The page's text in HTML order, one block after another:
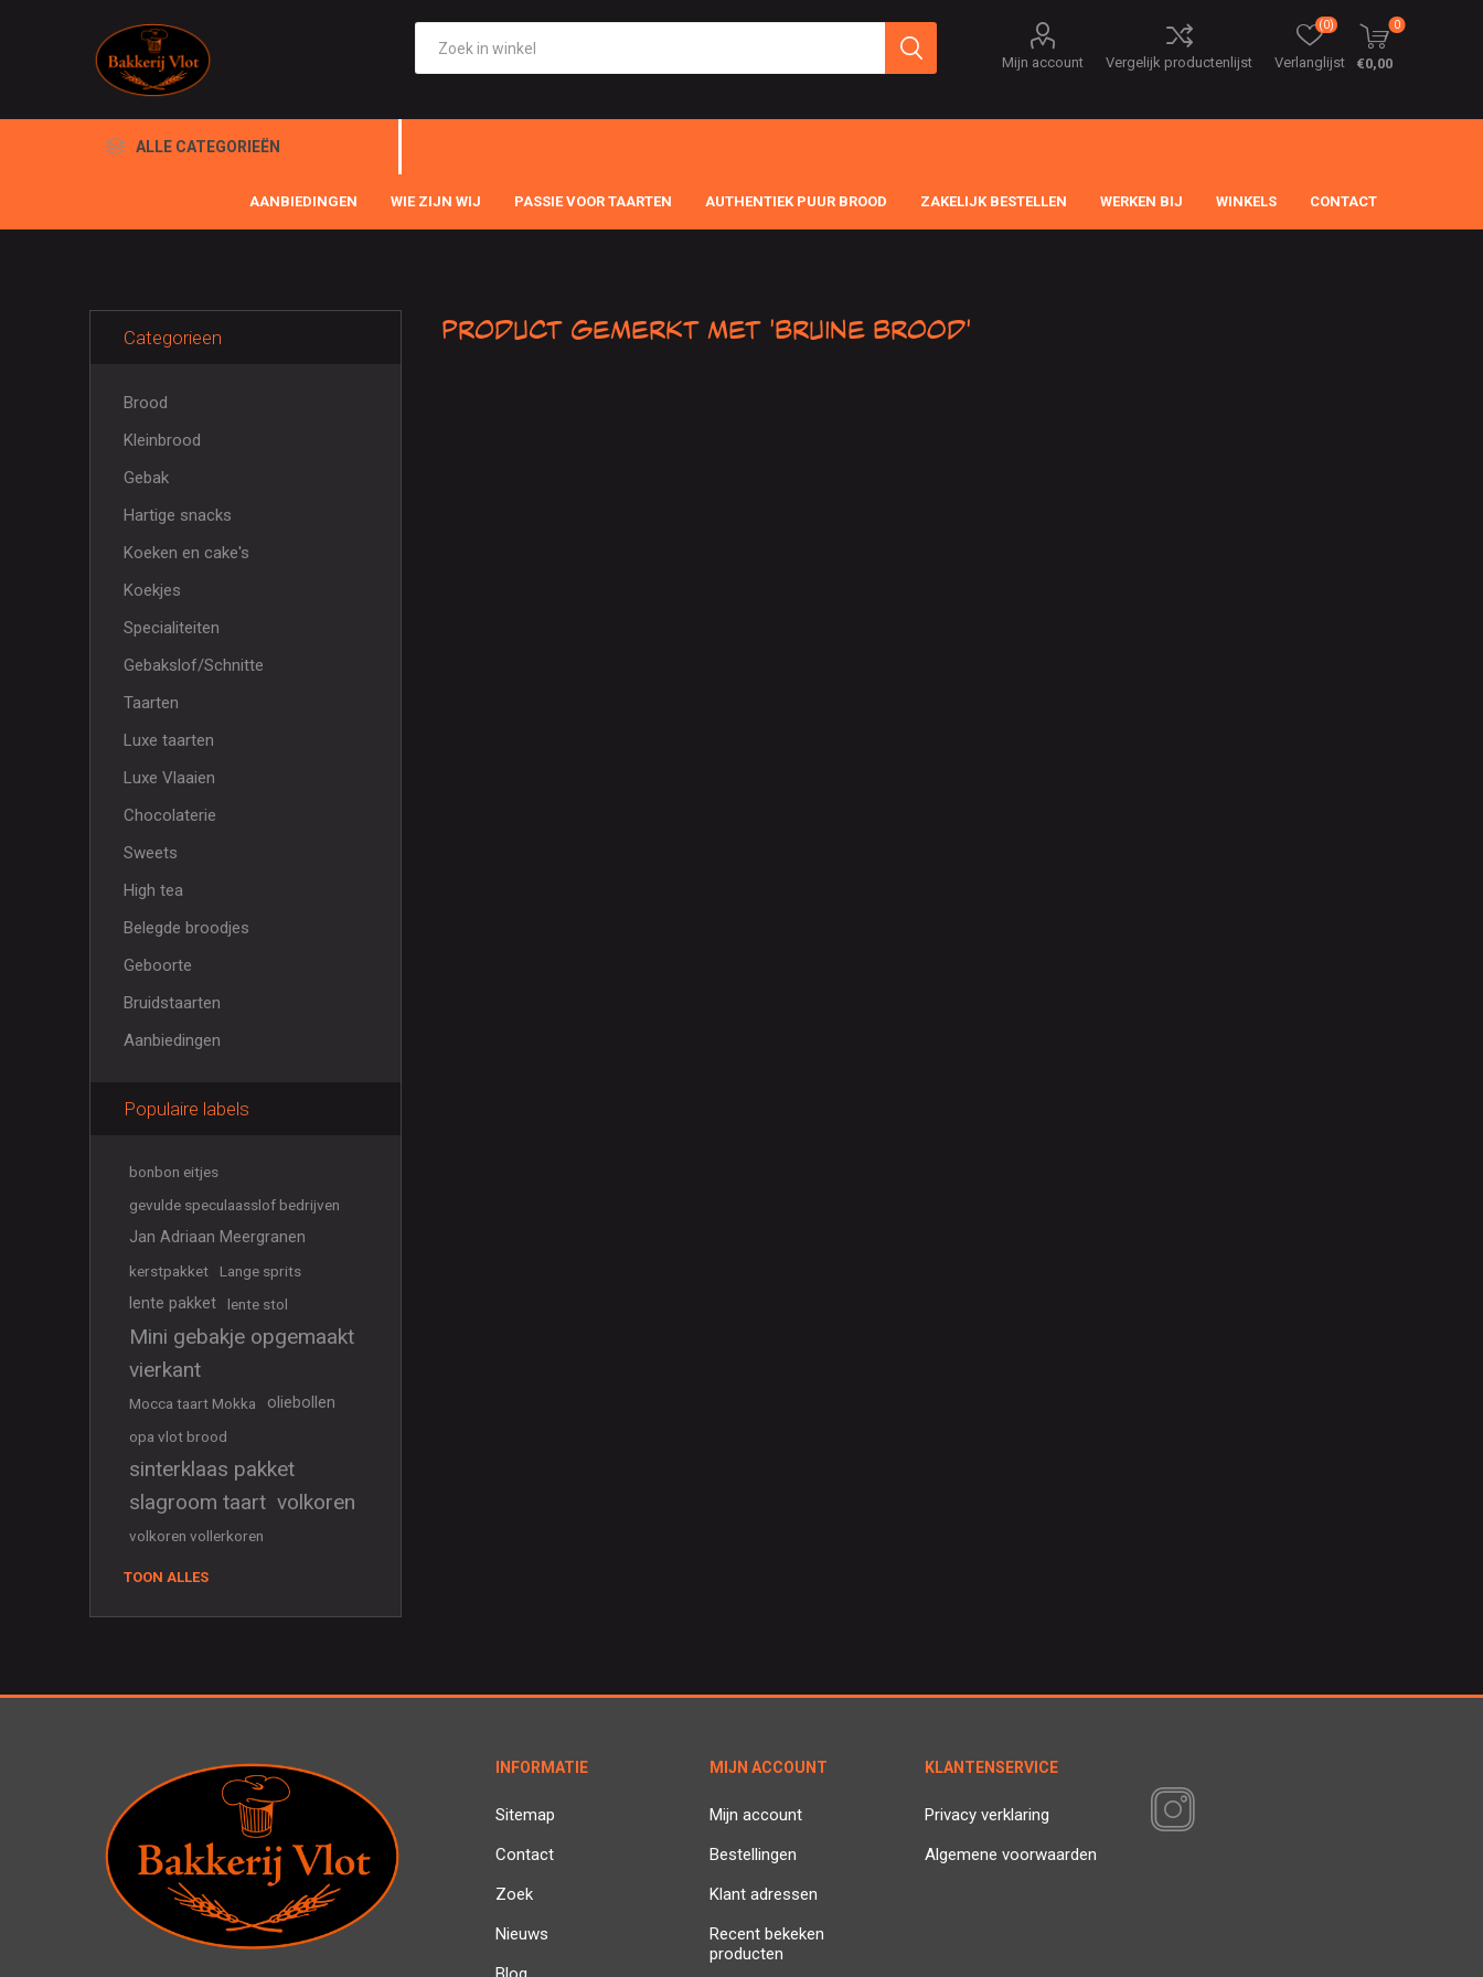
Mijn account Vergelijk productenlijst Verlanglijst
(0) 0
€0,00
ALLE CATEGORIEËN
AANBIEDINGEN WIE ZIJN WIJ PASSIE VOOR TAARTEN AUTHENTIEK PUUR BROOD ZAKELIJK BESTELLEN WERKEN BIJ WINKELS CONTACT
Product gemerkt met 'Bruine Brood'
Categorieen
Brood
Kleinbrood
Gebak
Hartige snacks
Koeken en cake's
Koekjes
Specialiteiten
Gebakslof/Schnitte
Taarten
Luxe taarten
Luxe Vlaaien
Chocolaterie
Sweets
High tea
Belegde broodjes
Geboorte
Bruidstaarten
Aanbiedingen
Populaire labels
bonbon eitjes
gevulde speculaasslof bedrijven
Jan Adriaan Meergranen
kerstpakket Lange sprits
lente pakket lente stol
Mini gebakje opgemaakt
vierkant
Mocca taart Mokka oliebollen
opa vlot brood
sinterklaas pakket
slagroom taart volkoren
volkoren vollerkoren
TOON ALLES
INFORMATIE
Sitemap
Contact
Zoek
Nieuws
MIJN ACCOUNT
Mijn account
Bestellingen
Klant adressen
Recent bekeken
producten
KLANTENSERVICE
Privacy verklaring
Algemene voorwaarden